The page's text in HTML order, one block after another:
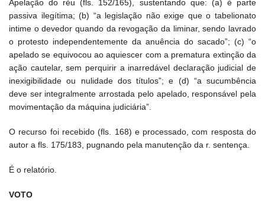
Apelação do réu (fls. 152/165), sustentando que: (a) é parte
passiva ilegítima; (b) “a legislação não exige que o tabelionato
intime o devedor quando da revogação da liminar, sendo lavrado
o protesto independentemente da anuência do sacado”; (c) “o
apelado se equivocou ao aquiescer com a prematura extinção da
ação cautelar, sem perquirir a inarredável declaração judicial de
inexigibilidade ou nulidade dos títulos”; e (d) “a sucumbência
deve ser integralmente arrostada pelo apelado, responsável pela
movimentação da máquina judiciária”.
O recurso foi recebido (fls. 168) e processado, com resposta do
autor a fls. 175/183, pugnando pela manutenção da r. sentença.
É o relatório.
VOTO